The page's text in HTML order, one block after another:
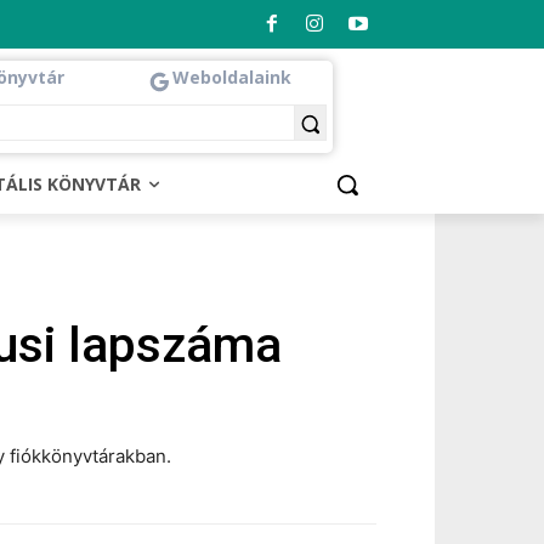
Weboldalaink
KÖNYVTÁR
lapszáma
fiókkönyvtárakban.